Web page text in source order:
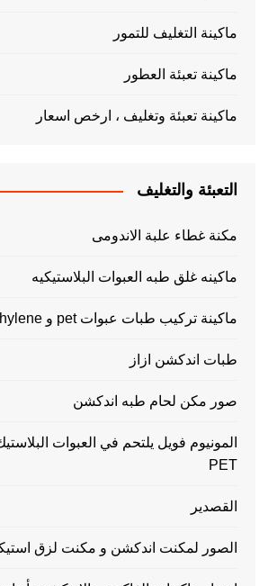
ماكينة التغليف للتمور
ماكينة تعبئة العطور
ماكينة تعبئة وتغليف ، ارخص اسعار
التعبئة والتغليف
مكنة غطاء علبة الاندومى
ماكينه غلق طبه العبوات البلاستيكيه
ماكينة تركيب طبات عبوات pet و polyethylene
طبات اندكشن ازاز
صور مكن لحام طبه اندكشن
المونيوم فويل يلتحم في العبوات
PET
القصدير
الصور لمكنت اندكشن و مكنت لزق